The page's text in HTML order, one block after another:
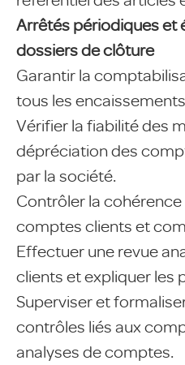
Arrêtés périodiques et
dossiers de clôture
Garantir la
tous les
Vérifier la fiabilité des
dépréciation des
par la société.
Contrôler la
comptes clients et
Effectuer une revue
clients et expliquer les
Superviser et
contrôles liés aux
analyses de comptes.